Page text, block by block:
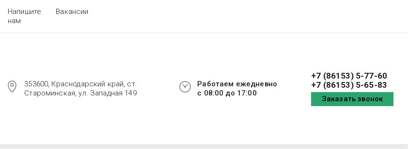
Напишите
нам
Вакансии
353600, Краснодарский край, ст.
Староминская, ул. Западная 149
Работаем ежедневно
с 08:00 до 17:00
+7 (86153) 5-77-60
+7 (86153) 5-65-83
Заказать звонок